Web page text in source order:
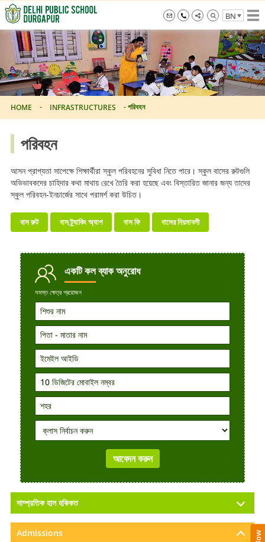
Skip
to
the
content
info@dpsdurgapur.com
+919007795297
BN
Delhi
Public
School
Durgapur
HOME - INFRASTRUCTURES -পরিবহন
পরিবহন
আসন প্রাপ্যতা সাপেক্ষে শিক্ষার্থীরা স্কুল পরিবহনের সুবিধা নিতে পারে। স্কুল বাসের রুটগুলি
অভিভাবকদের চাহিদার কথা মাথায় রেখে তৈরি করা হয়েছে এবং বিস্তারিত জানার জন্য তাদের
স্কুল পরিবহন-ইনচার্জের সাথে পরামর্শ করা উচিত।
বাস রুট বাস ট্র্যাকিং অ্যাপ বাস ফি বাসের নিয়মাবলী
একটি কলব্যাক অনুরোধ
সমস্ত ক্ষেত্র প্রয়োজন
সাম্প্রতিক হাল হকিকত
Admissions